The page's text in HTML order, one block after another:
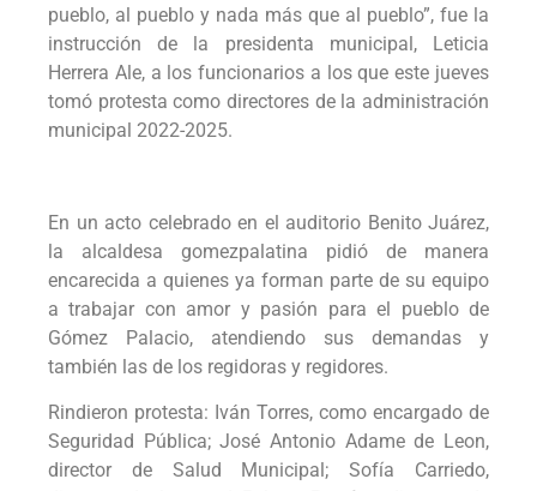
pueblo, al pueblo y nada más que al pueblo”, fue la
instrucción de la presidenta municipal, Leticia
Herrera Ale, a los funcionarios a los que este jueves
tomó protesta como directores de la administración
municipal 2022-2025.
En un acto celebrado en el auditorio Benito Juárez,
la alcaldesa gomezpalatina pidió de manera
encarecida a quienes ya forman parte de su equipo
a trabajar con amor y pasión para el pueblo de
Gómez Palacio, atendiendo sus demandas y
también las de los regidoras y regidores.
Rindieron protesta: Iván Torres, como encargado de
Seguridad Pública; José Antonio Adame de Leon,
director de Salud Municipal; Sofía Carriedo,